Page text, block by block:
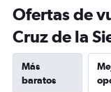
Ofertas de
Cruz de la
Más
baratos